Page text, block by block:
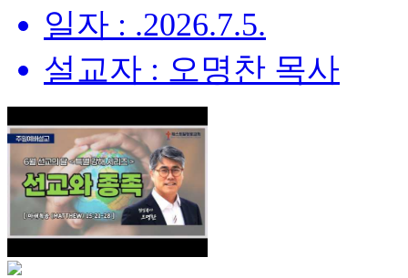
일자 : .2026.7.5.
설교자 : 오명찬 목사